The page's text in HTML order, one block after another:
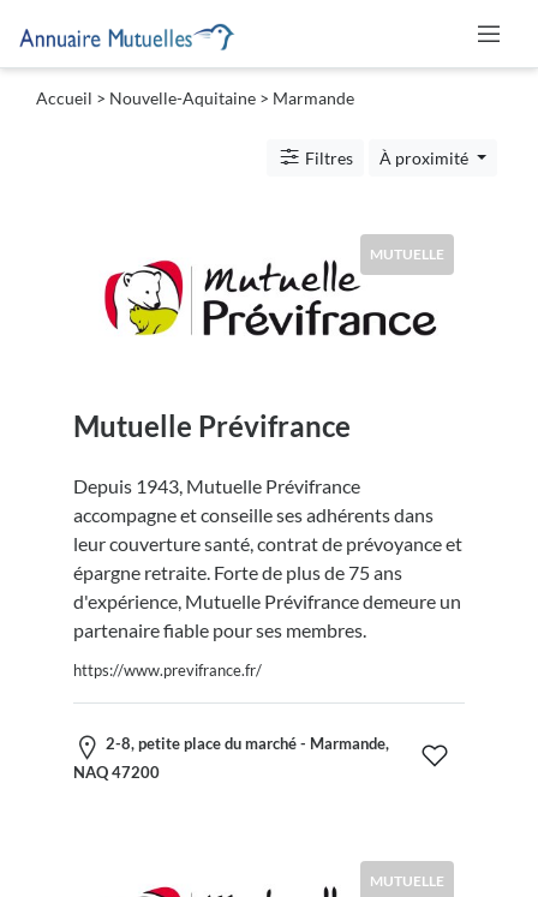
Accueil > Nouvelle-Aquitaine > Marmande
Filtres À proximité
MUTUELLE
Mutuelle Prévifrance
Depuis 1943, Mutuelle Prévifrance
accompagne et conseille ses adhérents dans
leur couverture santé, contrat de prévoyance et
épargne retraite. Forte de plus de 75 ans
d'expérience, Mutuelle Prévifrance demeure un
partenaire fiable pour ses membres.
https://www.previfrance.fr/
2-8, petite place du marché - Marmande,
NAQ 47200
MUTUELLE